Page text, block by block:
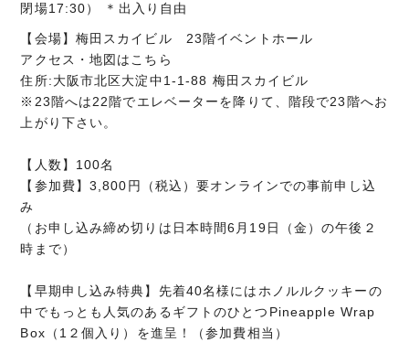
閉場17:30） ＊出入り自由
【会場】梅田スカイビル 23階イベントホール
アクセス・地図はこちら
住所:大阪市北区大淀中1-1-88 梅田スカイビル
※23階へは22階でエレベーターを降りて、階段で23階へお
上がり下さい。
【人数】100名
【参加費】3,800円（税込）要オンラインでの事前申し込
み
（お申し込み締め切りは日本時間6月19日（金）の午後２
時まで）
【早期申し込み特典】先着40名様にはホノルルクッキーの
中でもっとも人気のあるギフトのひとつPineapple Wrap
Box（1２個入り）を進呈！（参加費相当）